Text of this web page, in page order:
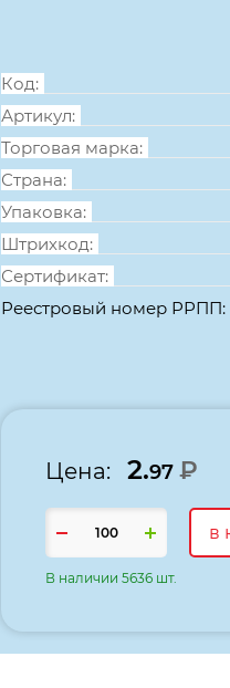
Код:
Артикул:
Торговая марка:
Страна:
Упаковка:
Штрихкод:
Сертификат:
Реестровый номер РРПП:
Цена: 2.97 ₽
в
В наличии 5636 шт.